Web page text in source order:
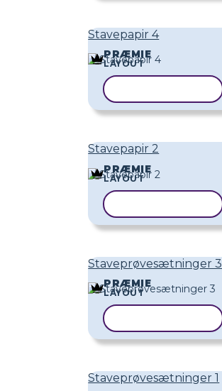
Stavepapir 4
PRÆMIE
LAYOUT
Stavepapir 2
PRÆMIE
LAYOUT
Staveprøvesætninger 3
PRÆMIE
LAYOUT
Staveprøvesætninger 1